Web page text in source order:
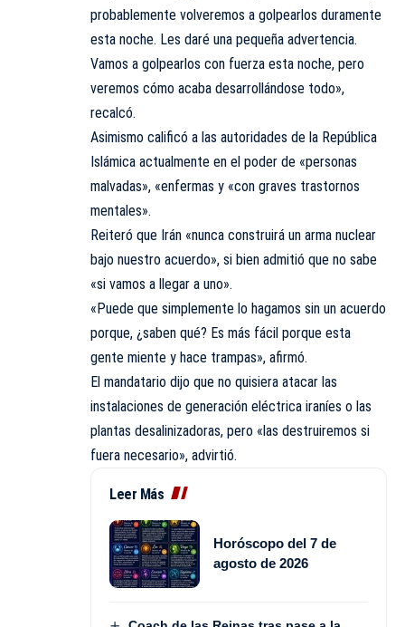
probablemente volveremos a golpearlos duramente
esta noche. Les daré una pequeña advertencia.
Vamos a golpearlos con fuerza esta noche, pero
veremos cómo acaba desarrollándose todo»,
recalcó.
Asimismo calificó a las autoridades de la República
Islámica actualmente en el poder de «personas
malvadas», «enfermas y «con graves trastornos
mentales».
Reiteró que Irán «nunca construirá un arma nuclear
bajo nuestro acuerdo», si bien admitió que no sabe
«si vamos a llegar a uno».
«Puede que simplemente lo hagamos sin un acuerdo
porque, ¿saben qué? Es más fácil porque esta
gente miente y hace trampas», afirmó.
El mandatario dijo que no quisiera atacar las
instalaciones de generación eléctrica iraníes o las
plantas desalinizadoras, pero «las destruiremos si
fuera necesario», advirtió.
Leer Más
Horóscopo del 7 de
agosto de 2026